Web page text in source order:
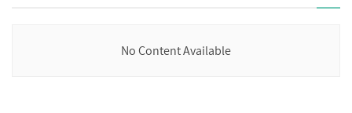
No Content Available